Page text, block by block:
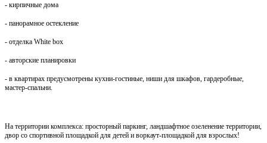
- кирпичные дома
- панорамное остекление
- отделка White box
- авторские планировки
- в квартирах предусмотрены кухни-гостиные, ниши для шкафов, гардеробные,
мастер-спальни.
На территории комплекса: просторный паркинг, ландшафтное озеленение территории,
двор со спортивной площадкой для детей и воркаут-площадкой для взрослых!